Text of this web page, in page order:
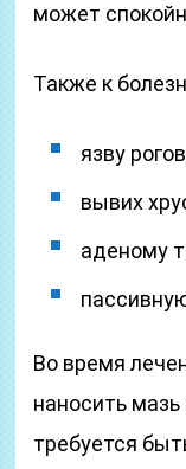
может
Также к
язву
вывих
аденому
Во время
наносить
требуется